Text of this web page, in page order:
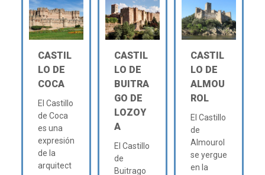
CASTIL
LO DE
COCA
El Castillo
de Coca
es una
expresión
de la
arquitect
CASTIL
LO DE
BUITRA
GO DE
LOZOY
A
El Castillo
de
Buitrago
CASTIL
LO DE
ALMOU
ROL
El Castillo
de
Almourol
se yergue
en la